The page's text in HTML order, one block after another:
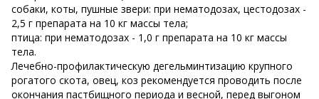
собаки, коты, пушные звери: при нематодозах, цестодозах -
2,5 г препарата на 10 кг массы тела;
птица: при нематодозах - 1,0 г препарата на 10 кг массы
тела.
Лечебно-профилактическую дегельминтизацию крупного
рогатого скота, овец, коз рекомендуется проводить после
окончания пастбищного периода и весной, перед выгоном